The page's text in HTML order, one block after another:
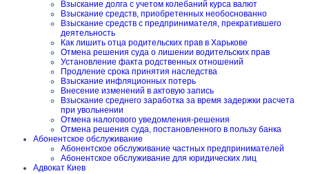
Взыскание долга с учетом колебаний курса валют
Взыскание средств, приобретенных необоснованно
Взыскание средств с предпринимателя, прекратившего
деятельность
Как лишить отца родительских прав в Харькове
Отмена решения суда о лишении водительских прав
Установление факта родственных отношений
Продление срока принятия наследства
Взыскание инфляционных потерь
Внесение изменений в актовую запись
Взыскание среднего заработка за время задержки расчета
при увольнении
Отмена налогового уведомления-решения
Отмена решения суда, постановленного в пользу банка
Абонентское обслуживание
Абонентское обслуживание частных предпринимателей
Абонентское обслуживание для юридических лиц
Адвокат Киев